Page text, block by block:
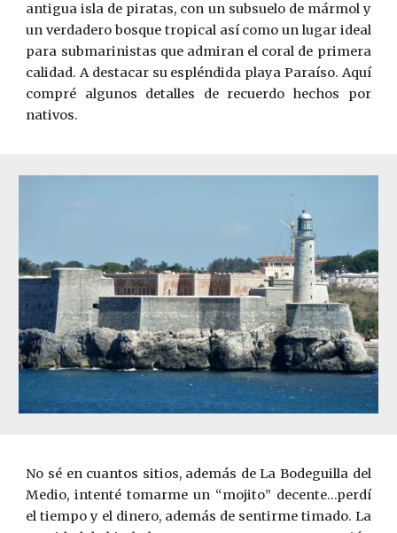
antigua isla de piratas, con un subsuelo de mármol y
un verdadero bosque tropical así como un lugar ideal
para submarinistas que admiran el coral de primera
calidad. A destacar su espléndida playa Paraíso. Aquí
compré algunos detalles de recuerdo hechos por
nativos.
No sé en cuantos sitios, además de La Bodeguilla del
Medio, intenté tomarme un “mojito” decente…perdí
el tiempo y el dinero, además de sentirme timado. La